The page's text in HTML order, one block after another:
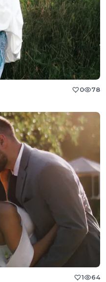
0 78
1 64